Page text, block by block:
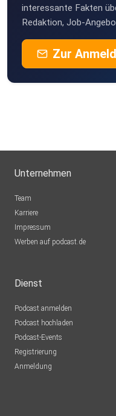
interessante Fakten
Redaktion, Job-
Zur
Unternehmen
Team
Karriere
Impressum
Werben auf podcast.de
Dienst
Podcast anmelden
Podcast hochladen
Podcast-Events
Registrierung
Anmeldung